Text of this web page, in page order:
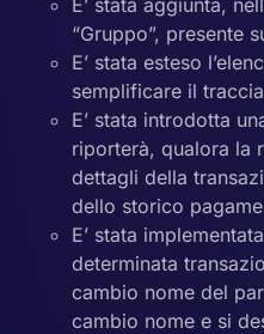
E’ stata aggiunta,
“Gruppo”, presente
E’ stata esteso
semplificare il
E’ stata introdotta
riporterà, qualora la
dettagli della
dello storico
E’ stata
determinata
cambio nome del
cambio nome e si